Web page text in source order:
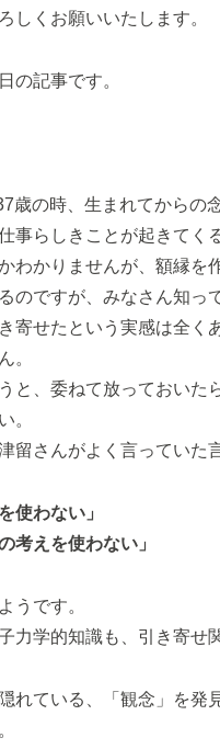
しくお願いいたします。
の記事です。
歳の時、生まれてからの
事らしきことが起きてく
わかりませんが、額縁を
のですが、みなさん知っ
寄せたという実感は全く
。
と、委ねて放っておいた
。
留さんがよく言っていた
使わない」
考えを使わない」
うです。
力学的知識も、引き寄せ
れている、「観念」を発